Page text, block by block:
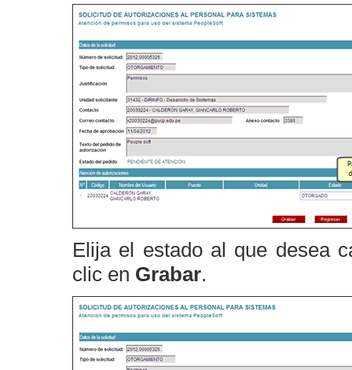
Elija el estado al que desea
clic en Grabar.